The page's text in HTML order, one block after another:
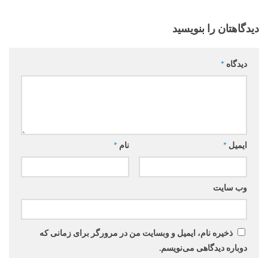
دیدگاهتان را بنویسید
دیدگاه *
نام * ایمیل *
وب‌ سایت
ذخیره نام، ایمیل و وبسایت من در مرورگر برای زمانی که
دوباره دیدگاهی می‌نویسم.